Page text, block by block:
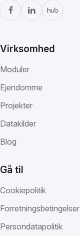
Virksomhed
Moduler
Ejendomme
Projekter
Datakilder
Blog
Gå til
Cookiepolitik
Forretningsbetingelser
Persondatapolitik